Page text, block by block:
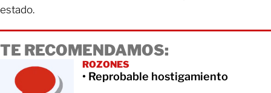
estado.
TE RECOMENDAMOS:
ROZONES
• Reprobable hostigamiento